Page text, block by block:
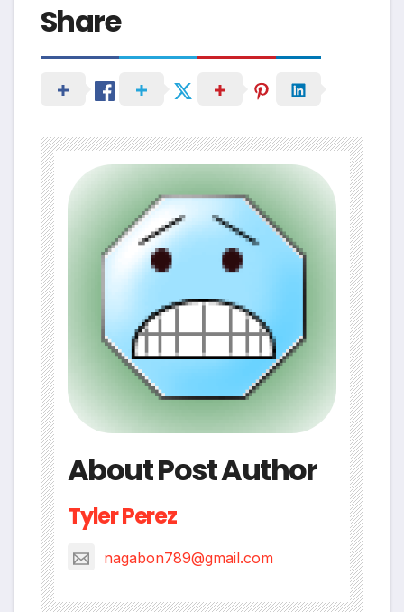
Share
About Post Author
Tyler Perez
nagabon789@gmail.com